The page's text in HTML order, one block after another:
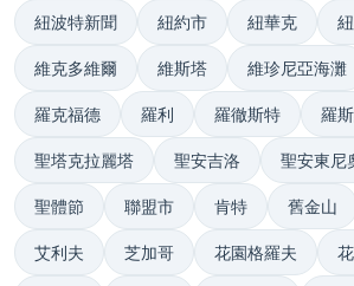
紐波特新聞 紐約市 紐華克
維克多維爾 維斯塔 維珍尼亞海灘
羅克福德 羅利 羅徹斯特 羅
聖塔克拉麗塔 聖安吉洛 聖安東尼
聖體節 聯盟市 肯特 舊金山
艾利夫 芝加哥 花園格羅夫